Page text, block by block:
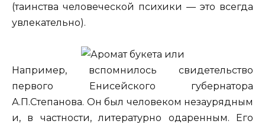
(таинства человеческой психики — это всегда
увлекательно).
Например, вспомнилось свидетельство
первого Енисейского губернатора
А.П.Степанова. Он был человеком незаурядным
и, в частности, литературно одаренным. Его